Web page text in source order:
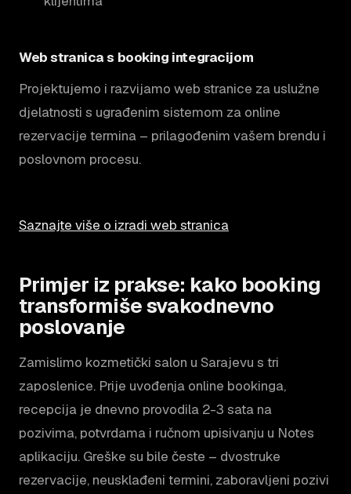
Web stranica s booking integracijom
Projektujemo i razvijamo web stranice za uslužne
djelatnosti s ugrađenim sistemom za online
rezervacije termina – prilagođenim vašem brendu i
poslovnom procesu.
Saznajte više o izradi web stranica
Primjer iz prakse: kako booking
transformiše svakodnevno
poslovanje
Zamislimo kozmetički salon u Sarajevu s tri
zaposlenice. Prije uvođenja online bookinga,
recepcija je dnevno provodila 2-3 sata na
pozivima, potvrdama i ručnom upisivanju u Notes
aplikaciju. Greške su bile česte – dvostruke
rezervacije, neusklađeni termini, zaboravljeni pozivi